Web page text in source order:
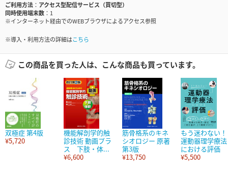
ご利用方法
アクセス型配信サービス（買切型）
同時使用端末数
1
※インターネット経由でのWEBブラウザによるアクセス参照
※導入・利用方法の詳細はこちら
この商品を買った人は、こんな商品も買っています。
双極症 第4版
¥5,720
機能解剖学的触
診技術 動画プラ
ス 下肢・体...
¥6,600
筋骨格系のキネ
シオロジー 原著
第3版
¥13,750
もう迷わない！
運動器理学療法
における評価
¥5,500